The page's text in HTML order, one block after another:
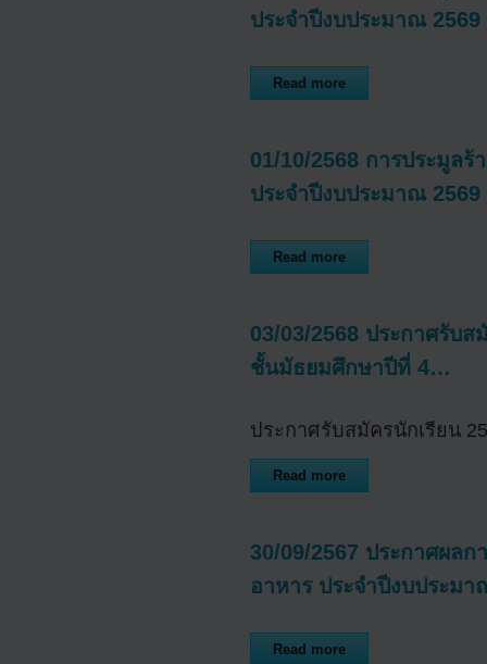
ประจำปีงบประมาณ 2569
Read more
01/10/2568 การประมูลร้
ประจำปีงบประมาณ 2569
Read more
03/03/2568 ประกาศรับ
ชั้นมัธยมศึกษาปีที่ 4…
ประกาศรับสมัครนักเรีย
Read more
30/09/2567 ประกาศผลก
อาหาร ประจำปีงบประมา
Read more